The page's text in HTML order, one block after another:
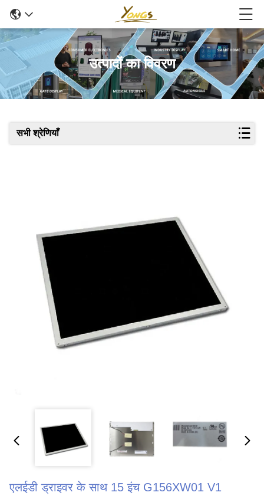
उत्पादों का विवरण
सभी श्रेणियाँ
एलईडी ड्राइवर के साथ 15 इंच G156XW01 V1